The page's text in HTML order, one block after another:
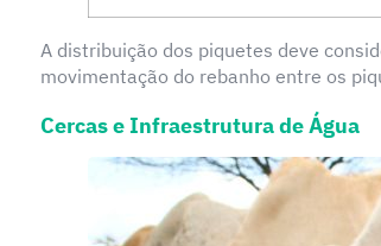
A distribuição dos piquetes deve
movimentação do rebanho entre os
Cercas e Infraestrutura de Água